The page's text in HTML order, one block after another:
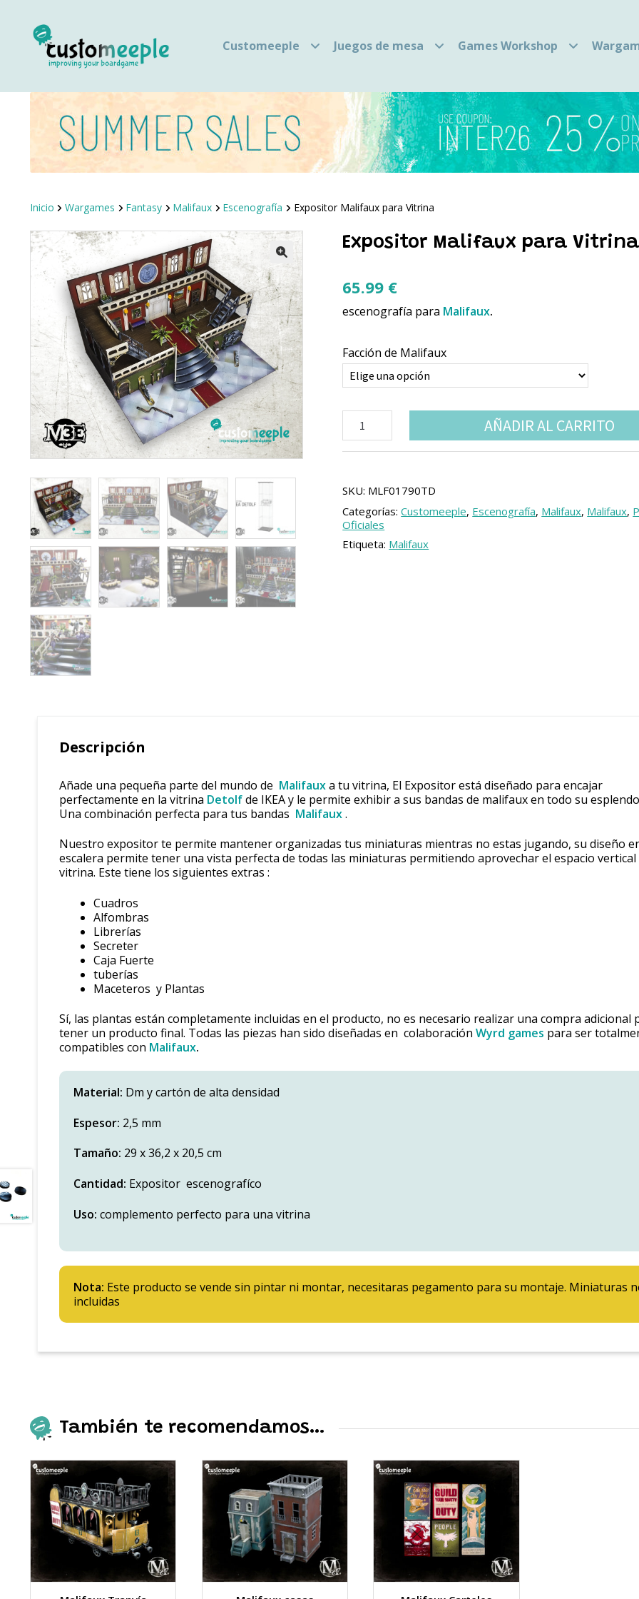
Customeeple Juegos de mesa Games Workshop
Inicio Wargames Fantasy Malifaux Escenografía Expositor Malifaux para Vitrina
Expositor Malifaux para Vitrina
65.99 €
escenografía para Malifaux.
Facción de Malifaux
Malifaux
para
AÑADIR AL CARRITO
SKU: MLF01790TD
Categorías:Customeeple, Escenografía, Malifaux, Malifaux,
Oficiales
Etiqueta: Malifaux
Descripción
Añade una pequeña parte del mundo de Malifauxa tu vitrina, El Expositor está diseñado para encajar
perfectamente en la vitrina Detolfde IKEA y le permite exhibir a sus bandas de malifaux en todo su
Una combinación perfecta para tus bandas Malifaux.
Nuestro expositor te permite mantener organizadas tus miniaturas mientras no estas jugando, su diseño
escalera permite tener una vista perfecta de todas las miniaturas permitiendo aprovechar el espacio vertical
vitrina. Este tiene los siguientes extras :
Cuadros
Alfombras
Librerías
Secreter
Caja Fuerte
tuberías
Maceteros y Plantas
Sí, las plantas están completamente incluidas en el producto, no es necesario realizar una compra adicional
tener un producto final. Todas las piezas han sido diseñadas en colaboración Wyrd games para ser
compatibles con Malifaux.
Material: Dm y cartón de alta densidad
Espesor: 2,5 mm
Tamaño: 29 x 36,2 x 20,5 cm
Cantidad: Expositor escenografíco
Uso: complemento perfecto para una vitrina
Nota: Este producto se vende sin pintar ni montar, necesitaras pegamento para su montaje. Miniaturas
incluidas
También te recomendamos…